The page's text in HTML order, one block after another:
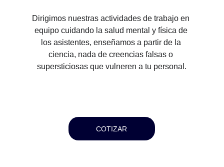
COTIZAR
Dirigimos nuestras actividades de trabajo en
equipo cuidando la salud mental y física de
los asistentes, enseñamos a partir de la
ciencia, nada de creencias falsas o
supersticiosas que vulneren a tu personal.